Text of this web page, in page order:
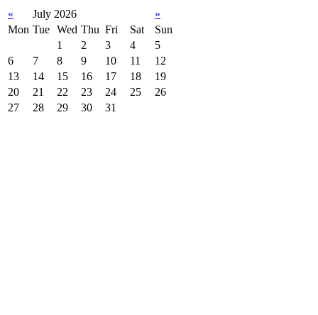
« July 2026
»
Mon Tue Wed Thu Fri Sat
Sun
1
2 3 4
5
6
7 8 9 10 11
12
13
14 15 16 17 18
19
20
21 22 23 24 25
26
27
28 29 30 31